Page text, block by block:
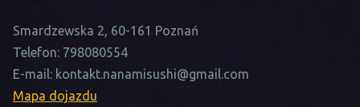
Smardzewska 2, 60-161 Poznań
Telefon: 798080554
E-mail: kontakt.nanamisushi@gmail.com
Mapa dojazdu